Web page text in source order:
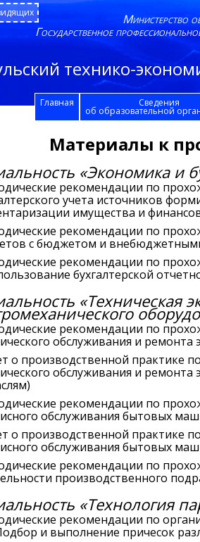
Министерство
Государственное
технико-
Главная Сведения
об образовательной
Материалы к
«Экономика и
рекомендации по
учета источников
имущества и
рекомендации по
с бюджетом и
рекомендации по
бухгалтерской
«Техническая
рекомендации по
обслуживания и ремонта
о производственной практике
обслуживания и ремонта
рекомендации по
обслуживания бытовых
о производственной практике
обслуживания бытовых
рекомендации по
производственного
«Технология
рекомендации по
и выполнение причесок